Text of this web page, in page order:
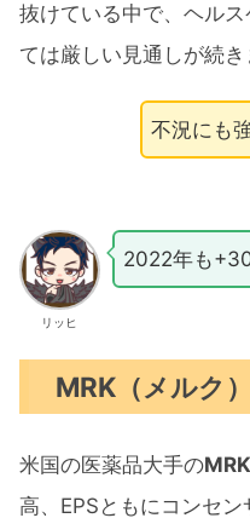
抜けている中で、ヘル
ては厳しい見通しが続き
不況にも
リッヒ
2022年も
MRK（メルク
米国の医薬品大手の
高、EPSともにコンセン